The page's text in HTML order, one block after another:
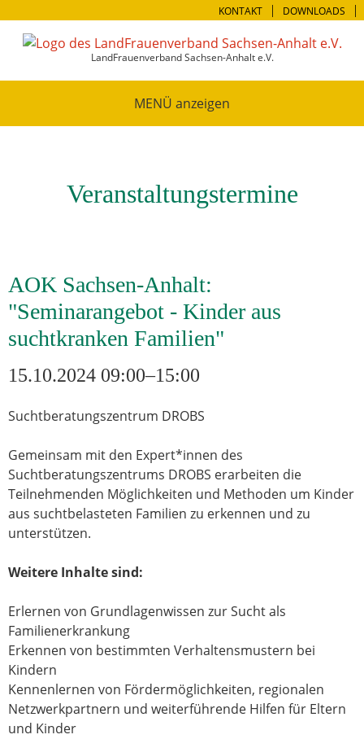
KONTAKT DOWNLOADS
LandFrauenverband Sachsen-Anhalt e.V.
MENÜ
Veranstaltungstermine
AOK Sachsen-Anhalt:
"Seminarangebot - Kinder aus
suchtkranken Familien"
15.10.2024 09:00–15:00
Suchtberatungszentrum DROBS
Gemeinsam mit den Expert*innen des
Suchtberatungszentrums DROBS erarbeiten die
Teilnehmenden Möglichkeiten und Methoden um Kinder
aus suchtbelasteten Familien zu erkennen und zu
unterstützen.
Weitere Inhalte sind:
Erlernen von Grundlagenwissen zur Sucht als
Familienerkrankung
Erkennen von bestimmten Verhaltensmustern bei
Kindern
Kennenlernen von Fördermöglichkeiten, regionalen
Netzwerkpartnern und weiterführende Hilfen für Eltern
und Kinder